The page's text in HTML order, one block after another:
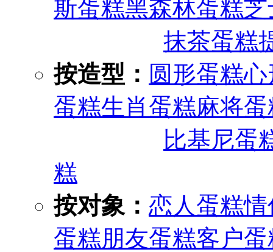
斯蛋糕黑森林蛋糕芝
抹茶蛋糕
按造型： 圆形蛋糕心
蛋糕生肖蛋糕麻将
比基尼蛋
糕
按对象： 恋人蛋糕情
蛋糕朋友蛋糕客户蛋